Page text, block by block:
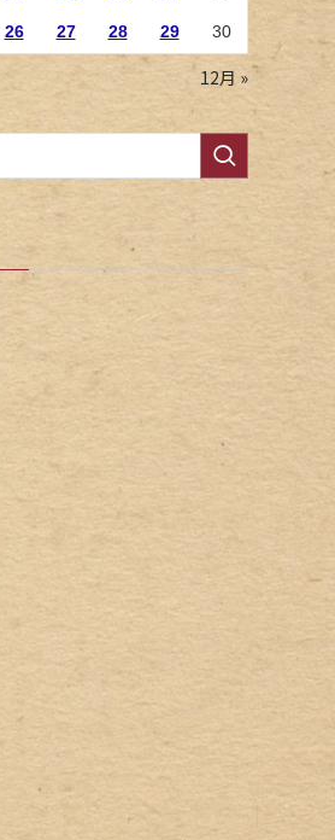
26 27 28 29 30
12月 »